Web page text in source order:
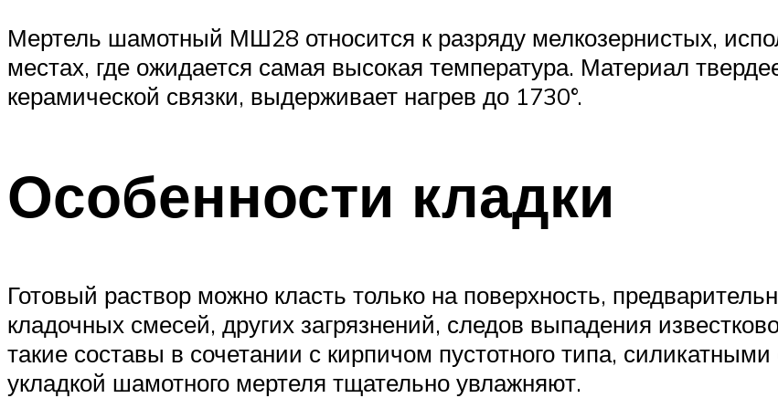
Мертель шамотный МШ28 относится к разряду мелкозернистых,
местах, где ожидается самая высокая температура. Материал
керамической связки, выдерживает нагрев до 1730°.
Особенности кладки
Готовый раствор можно класть только на поверхность,
кладочных смесей, других загрязнений, следов выпадения
такие составы в сочетании с кирпичом пустотного типа,
укладкой шамотного мертеля тщательно увлажняют.